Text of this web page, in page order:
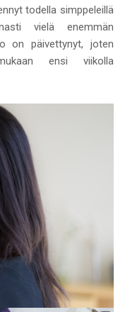
todella simppeleillä
vielä enemmän
on päivettynyt, joten
ensi viikolla